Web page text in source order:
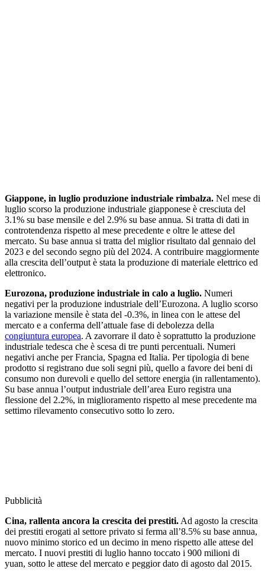
Giappone, in luglio produzione industriale rimbalza. Nel mese di
luglio scorso la produzione industriale giapponese è cresciuta del
3.1% su base mensile e del 2.9% su base annua. Si tratta di dati in
controtendenza rispetto al mese precedente e oltre le attese del
mercato. Su base annua si tratta del miglior risultato dal gennaio del
2023 e del secondo segno più del 2024. A contribuire maggiormente
alla crescita dell’output è stata la produzione di materiale elettrico ed
elettronico.
Eurozona, produzione industriale in calo a luglio. Numeri
negativi per la produzione industriale dell’Eurozona. A luglio scorso
la variazione mensile è stata del -0.3%, in linea con le attese del
mercato e a conferma dell’attuale fase di debolezza della
congiuntura europea. A zavorrare il dato è soprattutto la produzione
industriale tedesca che è scesa di tre punti percentuali. Numeri
negativi anche per Francia, Spagna ed Italia. Per tipologia di bene
prodotto si registrano due soli segni più, quello a favore dei beni di
consumo non durevoli e quello del settore energia (in rallentamento).
Su base annua l’output industriale dell’area Euro registra una
flessione del 2.2%, in miglioramento rispetto al mese precedente ma
settimo rilevamento consecutivo sotto lo zero.
Pubblicità
Cina, rallenta ancora la crescita dei prestiti. Ad agosto la crescita
dei prestiti erogati al settore privato si ferma all’8.5% su base annua,
nuovo minimo storico ed un decimo in meno rispetto alle attese del
mercato. I nuovi prestiti di luglio hanno toccato i 900 milioni di
yuan, sotto le attese del mercato e peggior dato di agosto dal 2015.